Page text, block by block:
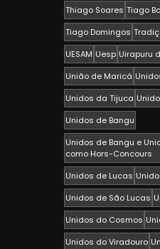
Thiago Soares Tiago
Tiago Domingos
UESAM Uesp Uirapuru
União de Maricá
Unidos da Tijuca
Unidos de Bangu
Unidos de Bangu e
como Hors-Concours
Unidos de Lucas
Unidos de São Lucas
Unidos do Cosmos
Unidos do Viradouro